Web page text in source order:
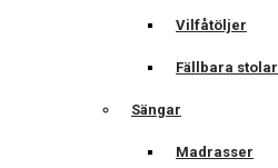
Vilfåtöljer
Fällbara stolar
Sängar
Madrasser